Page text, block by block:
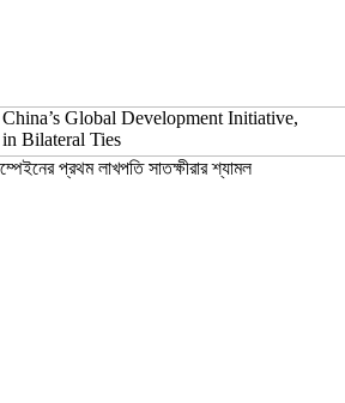
Global Development Initiative,
Bilateral Ties